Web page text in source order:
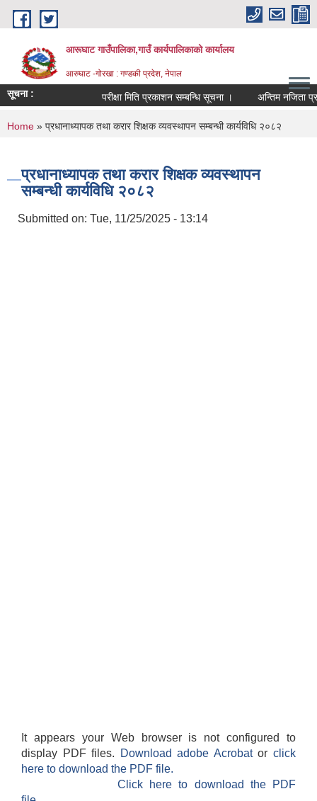
Skip to main content
आरूघाट गाउँपालिका,गाउँ कार्यपालिकाको कार्यालय
आरुघाट -गोरखा : गण्डकी प्रदेश, नेपाल
सूचना : परीक्षा मिति प्रकाशन सम्बन्धि सूचना । अन्तिम नजिता
You are here
Home » प्रधानाध्यापक तथा करार शिक्षक व्यवस्थापन सम्बन्धी कार्यविधि २०८२
प्रधानाध्यापक तथा करार शिक्षक व्यवस्थापन
सम्बन्धी कार्यविधि २०८२
Submitted on: Tue, 11/25/2025 - 13:14
It appears your Web browser is not configured to
display PDF files.
Download adobe Acrobatorclick
here to download the PDF file.
Click here to download the PDF